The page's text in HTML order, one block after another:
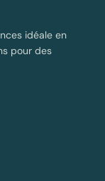
idéale en
pour des